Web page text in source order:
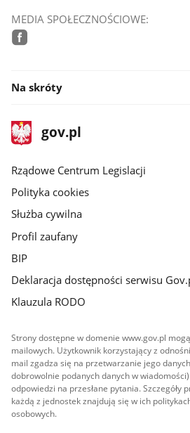
MEDIA SPOŁECZNOŚCIOWE:
Na skróty
stopka
gov.plStrona
gov.pl
Rządowe Centrum Legislacji
Polityka cookies
Służba cywilna
Profil zaufany
BIP
Deklaracja dostępności serwisu
Klauzula RODO
Strony dostępne w domenie www.gov.pl
mailowych. Użytkownik korzystający z
mail zgadza się na przetwarzanie jego
dobrowolnie podanych danych w
odpowiedzi na przesłane pytania. Szczegóły
każdą z jednostek znajdują się w ich
osobowych.